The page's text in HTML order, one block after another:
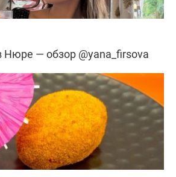
— обзор @yana_firsova